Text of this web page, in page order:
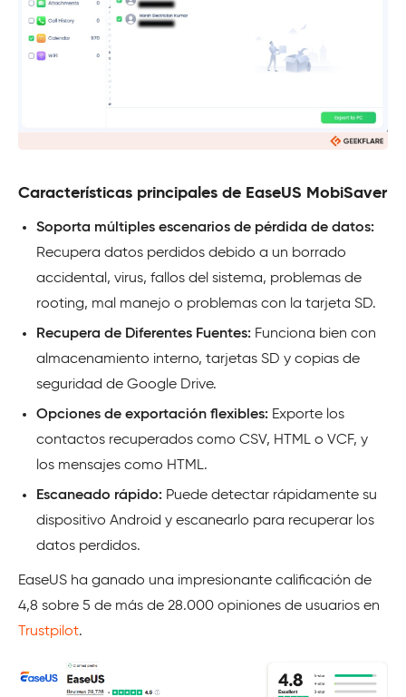
Características principales de EaseUS MobiSaver
Soporta múltiples escenarios de pérdida de datos:
Recupera datos perdidos debido a un borrado
accidental, virus, fallos del sistema, problemas de
rooting, mal manejo o problemas con la tarjeta SD.
Recupera de Diferentes Fuentes: Funciona bien con
almacenamiento interno, tarjetas SD y copias de
seguridad de Google Drive.
Opciones de exportación flexibles: Exporte los
contactos recuperados como CSV, HTML o VCF, y
los mensajes como HTML.
Escaneado rápido: Puede detectar rápidamente su
dispositivo Android y escanearlo para recuperar los
datos perdidos.
EaseUS ha ganado una impresionante calificación de
4,8 sobre 5 de más de 28.000 opiniones de usuarios en
Trustpilot.